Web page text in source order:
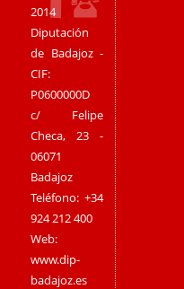
2014
Diputación
de Badajoz -
CIF:
P0600000D
c/ Felipe
Checa, 23 -
06071
Badajoz
Teléfono: +34
924 212 400
Web:
www.dip-
badajoz.es